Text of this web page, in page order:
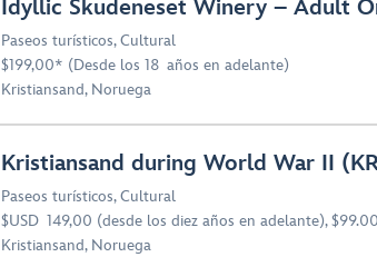
Idyllic Skudeneset Winery – Adult
Paseos turísticos,Cultural
$199,00* (Desde los 18 años en adelante)
Kristiansand, Noruega
Kristiansand during World War II
Paseos turísticos,Cultural
$USD 149,00 (desde los diez años en adelante),
Kristiansand, Noruega